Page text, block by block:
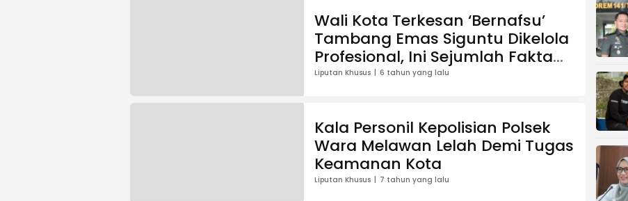
Wali Kota Terkesan ‘Bernafsu’
Tambang Emas Siguntu Dikelola
Profesional, Ini Sejumlah Fakta
Menarik
Liputan Khusus 6 tahun yang lalu
Kala Personil Kepolisian Polsek
Wara Melawan Lelah Demi Tugas
Keamanan Kota
Liputan Khusus 7 tahun yang lalu